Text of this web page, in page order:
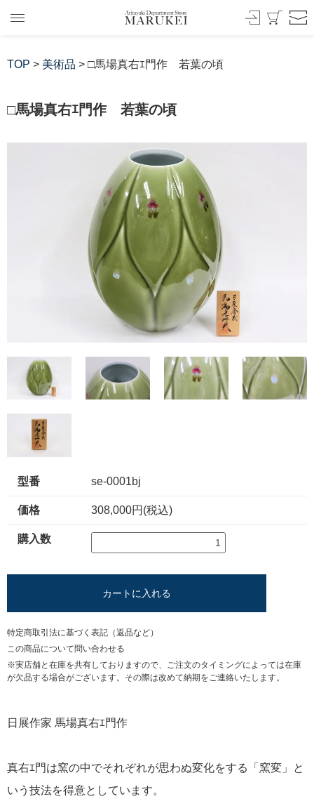
TOP > 美術品 > □馬場真右ｴ門作 若葉の頃
□馬場真右ｴ門作 若葉の頃
型番 se-0001bj
価格 308,000円(税込)
購入数
カートに入れる
特定商取引法に基づく表記（返品など）
この商品について問い合わせる
※実店舗と在庫を共有しておりますので、ご注文のタイミングによっては在庫
が欠品する場合がございます。その際は改めて納期をご連絡いたします。
日展作家 馬場真右ｴ門作
真右ｴ門は窯の中でそれぞれが思わぬ変化をする「窯変」と
いう技法を得意としています。